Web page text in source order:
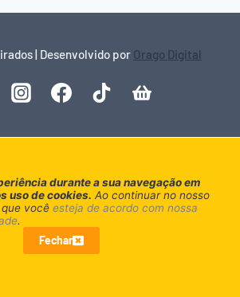
| Desenvolvido por Orago Digital
durante a sua navegação em
uso de cookies. Ao continuar no nosso
você esteja de acordo com nossa
.
Fechar